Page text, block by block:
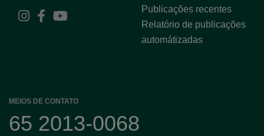
Publicações recentes
Relatório de publicações
automátizadas
MEIOS DE CONTATO
65 2013-0068